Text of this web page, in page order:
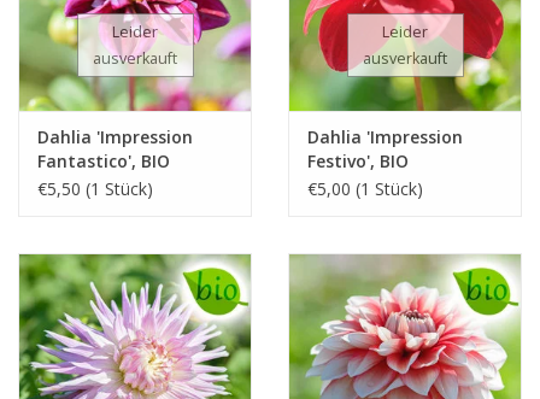
Leider
ausverkauft
Dahlia 'Impression
Fantastico', BIO
€5,50 (1 Stück)
Leider
ausverkauft
Dahlia 'Impression
Festivo', BIO
€5,00 (1 Stück)